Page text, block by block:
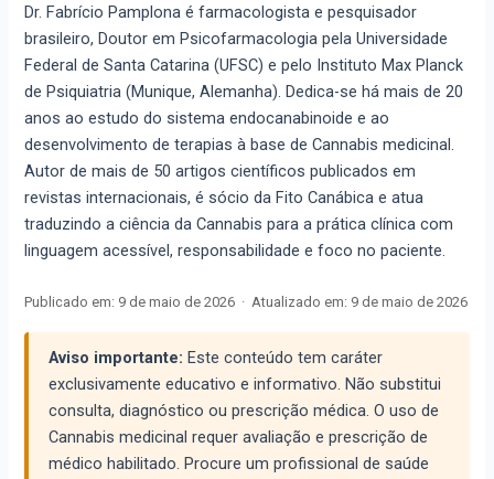
Dr. Fabrício Pamplona é farmacologista e pesquisador
brasileiro, Doutor em Psicofarmacologia pela Universidade
Federal de Santa Catarina (UFSC) e pelo Instituto Max Planck
de Psiquiatria (Munique, Alemanha). Dedica-se há mais de 20
anos ao estudo do sistema endocanabinoide e ao
desenvolvimento de terapias à base de Cannabis medicinal.
Autor de mais de 50 artigos científicos publicados em
revistas internacionais, é sócio da Fito Canábica e atua
traduzindo a ciência da Cannabis para a prática clínica com
linguagem acessível, responsabilidade e foco no paciente.
Publicado em: 9 de maio de 2026 ·Atualizado em: 9 de maio de 2026
Aviso importante: Este conteúdo tem caráter
exclusivamente educativo e informativo. Não substitui
consulta, diagnóstico ou prescrição médica. O uso de
Cannabis medicinal requer avaliação e prescrição de
médico habilitado. Procure um profissional de saúde